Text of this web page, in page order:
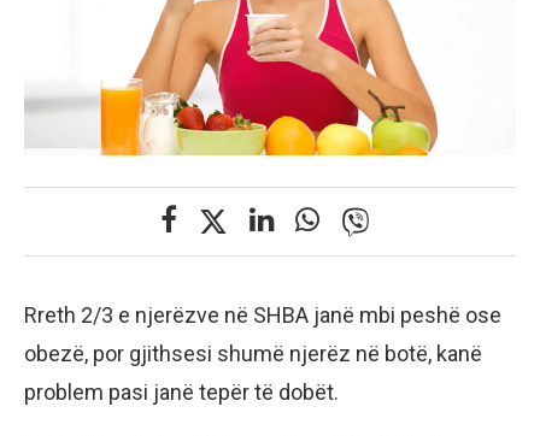
Rreth 2/3 e njerëzve në SHBA janë mbi peshë ose
obezë, por gjithsesi shumë njerëz në botë, kanë
problem pasi janë tepër të dobët.